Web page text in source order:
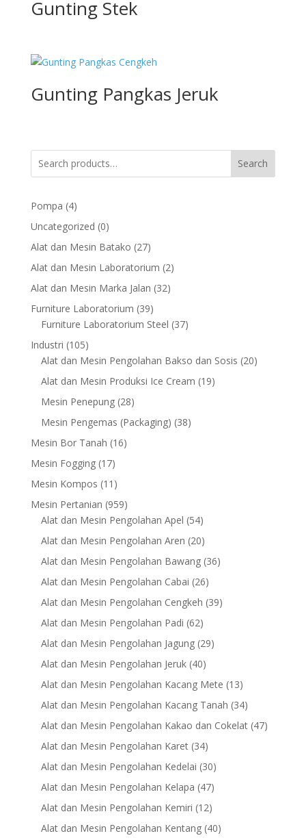
Gunting Stek
Gunting Pangkas Jeruk
Search
Pompa 44
products
Uncategorized 00
products
Alat dan Mesin Batako 2727
products
Alat dan Mesin Laboratorium 22
Alat dan Mesin Marka Jalan 3232
Furniture Laboratorium 3939
products
Furniture Laboratorium Steel 3737
Industri 105105
products
Alat dan Mesin Pengolahan Bakso dan Sosis 2020
Alat dan Mesin Produksi Ice Cream 1919
Mesin Penepung 2828
products
Mesin Pengemas (Packaging) 3838
Mesin Bor Tanah 1616
Mesin Fogging 1717
products
Mesin Kompos 11 11
products
Mesin Pertanian 959959
products
Alat dan Mesin Pengolahan Apel 5454
products
Alat dan Mesin Pengolahan Aren 2020
products
Alat dan Mesin Pengolahan Bawang 3636
Alat dan Mesin Pengolahan Cabai 2626
products
Alat dan Mesin Pengolahan Cengkeh 3939
Alat dan Mesin Pengolahan Padi 6262
products
Alat dan Mesin Pengolahan Jagung 2929
Alat dan Mesin Pengolahan Jeruk 4040
products
Alat dan Mesin Pengolahan Kacang Mete 1313
products
Alat dan Mesin Pengolahan Kacang Tanah 3434
products
Alat dan Mesin Pengolahan Kakao dan Cokelat 4747
Alat dan Mesin Pengolahan Karet 3434
products
Alat dan Mesin Pengolahan Kedelai 3030
products
Alat dan Mesin Pengolahan Kelapa 4747
products
Alat dan Mesin Pengolahan Kemiri 1212
products
Alat dan Mesin Pengolahan Kentang 4040